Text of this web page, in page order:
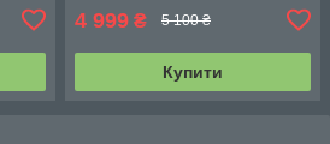
4 999 ₴ 5 100 ₴
Купити